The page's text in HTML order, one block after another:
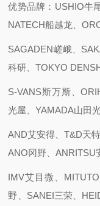
优势品牌：USHIO牛
NATECH船越龙、
SAGADEN嵯峨、
科研、TOKYO
S-VANS斯万斯、
光屋、YAMADA山田
AND艾安得、T&D天
ANO冈野、ANRITSU
IMV艾目微、
野、SANEI三荣、